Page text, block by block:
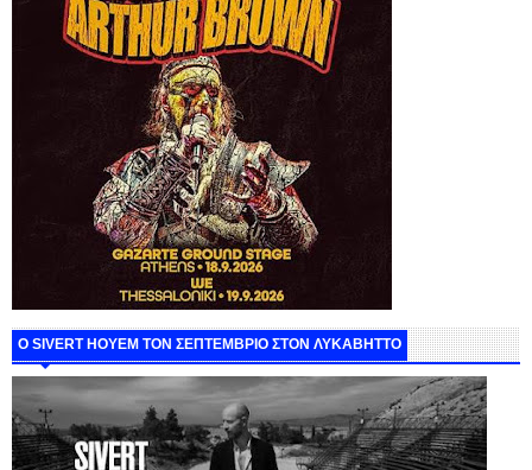
Ο SIVERT HOYEM ΤΟΝ ΣΕΠΤΕΜΒΡΙΟ ΣΤΟΝ ΛΥΚΑΒΗΤΤΟ